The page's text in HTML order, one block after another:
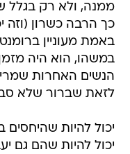
ממנה, ולא רק בגלל
כך הרבה כשרון (וזה
באמת מעוניין
במשהו, הוא היה
הנשים האחרות
לזאת שברור שלא
יכול להיות שהיחסים
יכול להיות שהם גם